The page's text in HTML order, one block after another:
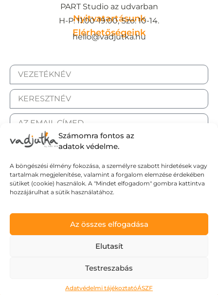
Számomra fontos az
adatok védelme.
A böngészési élmény fokozása, a személyre szabott hirdetések vagy
tartalmak megjelenítése, valamint a forgalom elemzése érdekében
sütiket (cookie) használok. A "Mindet elfogadom" gombra kattintva
hozzájárulhat a sütik használatához.
Az összes elfogadása
Elutasít
Testreszabás
Adatvédelmi tájékoztatóÁSZF
PART Studio az udvarban
Nyitvatartásunk
H-P: 11:00-19:00, Szo: 10-14.
Elérhetőségeink
hello@vadjutka.hu
ELFOGADOM AZ ADATKEZELÉSI TÁJÉKOZTATÓT.
Elküldöm
Adatvédelmi tájékoztató